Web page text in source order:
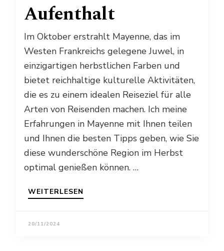
Aufenthalt
Im Oktober erstrahlt Mayenne, das im
Westen Frankreichs gelegene Juwel, in
einzigartigen herbstlichen Farben und
bietet reichhaltige kulturelle Aktivitäten,
die es zu einem idealen Reiseziel für alle
Arten von Reisenden machen. Ich meine
Erfahrungen in Mayenne mit Ihnen teilen
und Ihnen die besten Tipps geben, wie Sie
diese wunderschöne Region im Herbst
optimal genießen können. …
WEITERLESEN
20/11/2024